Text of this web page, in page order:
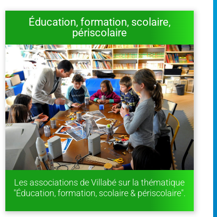
Éducation, formation, scolaire,
périscolaire
Les associations de Villabé sur la thématique
"Éducation, formation, scolaire & périscolaire".